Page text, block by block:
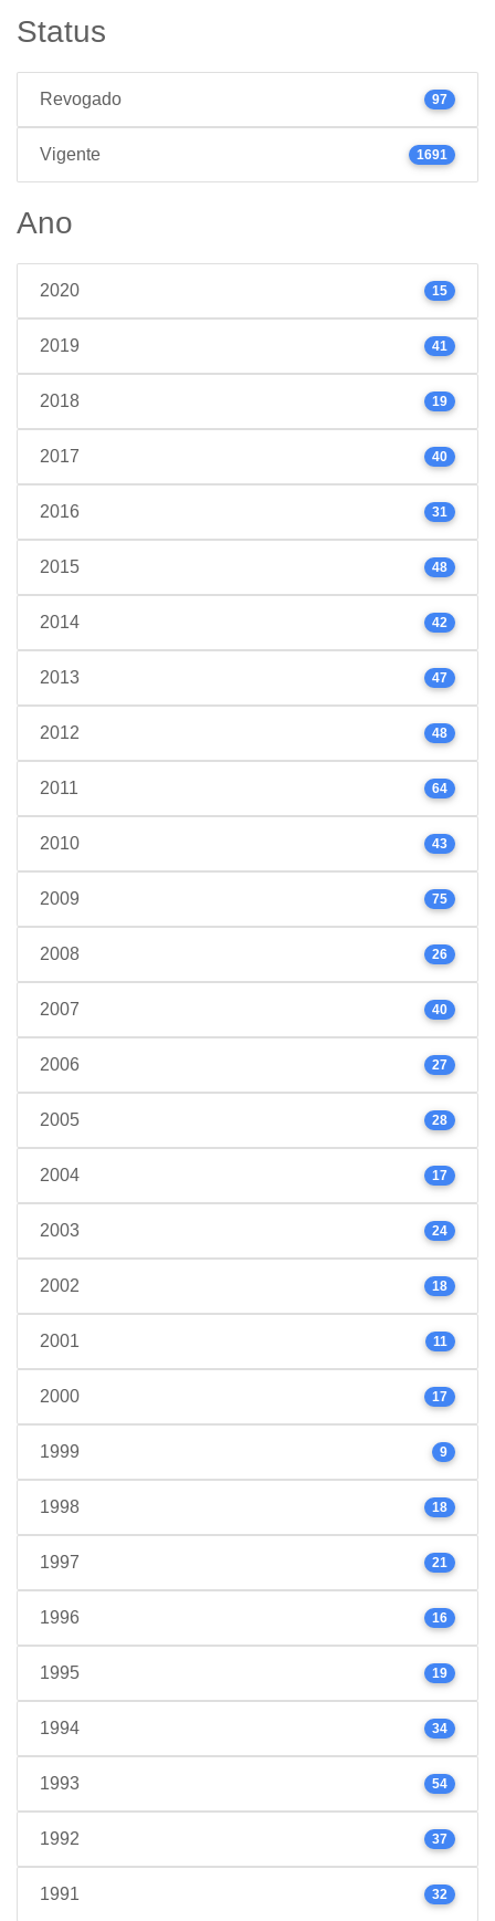
Status
Revogado 97
Vigente 1691
Ano
2020 15
2019 41
2018 19
2017 40
2016 31
2015 48
2014 42
2013 47
2012 48
2011 64
2010 43
2009 75
2008 26
2007 40
2006 27
2005 28
2004 17
2003 24
2002 18
2001 11
2000 17
1999 9
1998 18
1997 21
1996 16
1995 19
1994 34
1993 54
1992 37
1991 32